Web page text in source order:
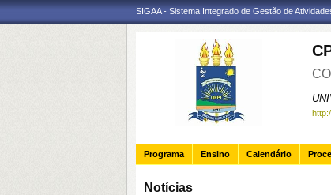
SIGAA - Sistema Integrado de Gestão de
Programa Ensino Calendário
Notícias